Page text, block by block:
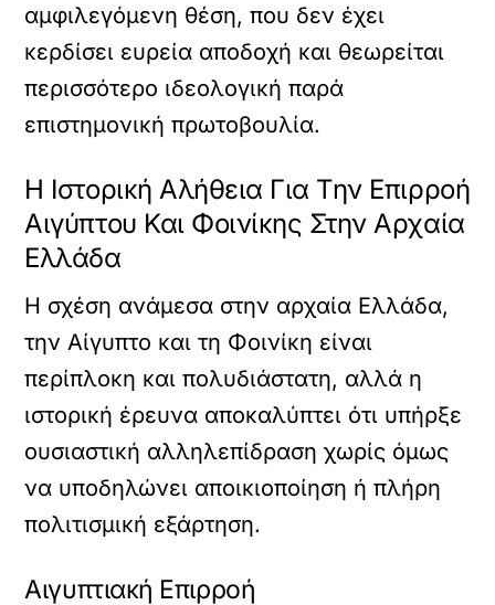
αμφιλεγόμενη θέση, που δεν έχει
κερδίσει ευρεία αποδοχή και θεωρείται
περισσότερο ιδεολογική παρά
επιστημονική πρωτοβουλία.
Η Ιστορική Αλήθεια Για Την Επιρροή
Αιγύπτου Και Φοινίκης Στην Αρχαία
Ελλάδα
Η σχέση ανάμεσα στην αρχαία Ελλάδα,
την Αίγυπτο και τη Φοινίκη είναι
περίπλοκη και πολυδιάστατη, αλλά η
ιστορική έρευνα αποκαλύπτει ότι υπήρξε
ουσιαστική αλληλεπίδραση χωρίς όμως
να υποδηλώνει αποικιοποίηση ή πλήρη
πολιτισμική εξάρτηση.
Αιγυπτιακή Επιρροή